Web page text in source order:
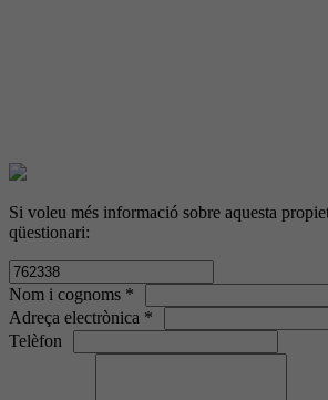
Si voleu més informació sobre aquesta
qüestionari:
Nom i cognoms *
Adreça electrònica *
Telèfon